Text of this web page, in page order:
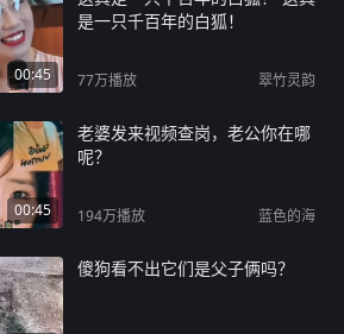
00:45
是一只千百年的白狐！
77万播放 翠竹灵韵
00:45
老婆发来视频查岗，老公你在哪
呢？
194万播放 蓝色的海
傻狗看不出它们是父子俩吗？